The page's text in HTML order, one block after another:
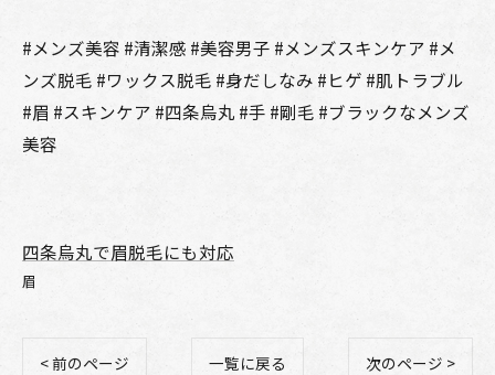
#メンズ美容 #清潔感 #美容男子 #メンズスキンケア #メ
ンズ脱毛 #ワックス脱毛 #身だしなみ #ヒゲ #肌トラブル
#眉 #スキンケア #四条烏丸 #手 #剛毛 #ブラックなメンズ
美容
四条烏丸で眉脱毛にも対応
眉
< 前のページ 一覧に戻る 次のページ >